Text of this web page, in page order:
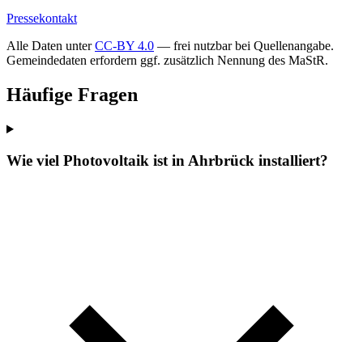
Pressekontakt
Alle Daten unterCC-BY 4.0 — frei nutzbar bei Quellenangabe.
Gemeindedaten erfordern ggf. zusätzlich Nennung des MaStR.
Häufige Fragen
Wie viel Photovoltaik ist in Ahrbrück installiert?